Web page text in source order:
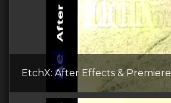
EtchX: After Effects &